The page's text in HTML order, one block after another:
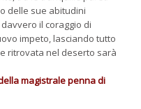
delle sue abitudini
il coraggio di
impeto, lasciando tutto
ritrovata nel deserto sarà
magistrale penna di